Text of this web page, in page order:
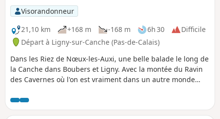
Visorandonneur
21,10 km
+168 m -168 m 6h 30
Difficile
Départ à Ligny-sur-Canche (Pas-de-Calais)
Dans les Riez de Nœux-les-Auxi, une belle balade le long de
la Canche dans Boubers et Ligny. Avec la montée du Ravin
des Cavernes où l'on est vraiment dans un autre monde
devenant très difficile en période humide dans le riez et le
ravin.